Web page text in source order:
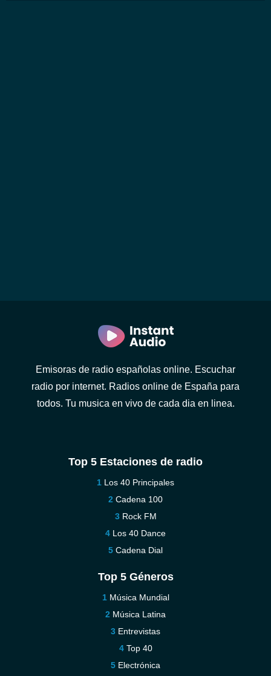
Emisoras de radio españolas online. Escuchar
radio por internet. Radios online de España para
todos. Tu musica en vivo de cada dia en linea.
Top 5 Estaciones de radio
Los 40 Principales
Cadena 100
Rock FM
Los 40 Dance
Cadena Dial
Top 5 Géneros
Música Mundial
Música Latina
Entrevistas
Top 40
Electrónica